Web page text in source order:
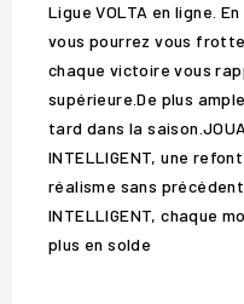
Ligue VOLTA en ligne.
vous pourrez vous
chaque victoire vous
supérieure.De plus
tard dans la
INTELLIGENT, une
réalisme sans
INTELLIGENT, chaque
plus en solde